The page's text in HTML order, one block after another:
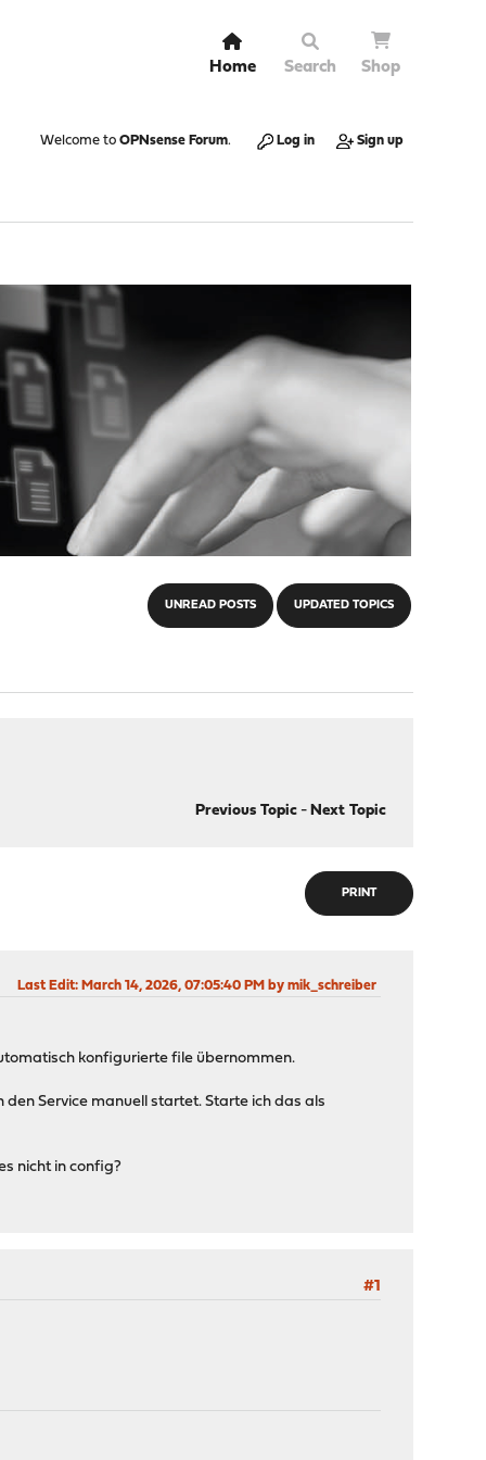
Home Search Shop
Welcome to OPNsense Forum. Log in Sign up
UNREAD POSTS UPDATED TOPICS
Previous Topic- Next Topic
PRINT
Last Edit: March 14, 2026, 07:05:40 PM by mik_schreiber
konfigurierte file übernommen.
Service manuell startet. Starte ich das als
nicht in config?
#1